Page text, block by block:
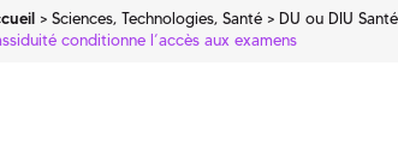
Sciences, Technologies, Santé DU ou DIU Santé
conditionne l’accès aux examens